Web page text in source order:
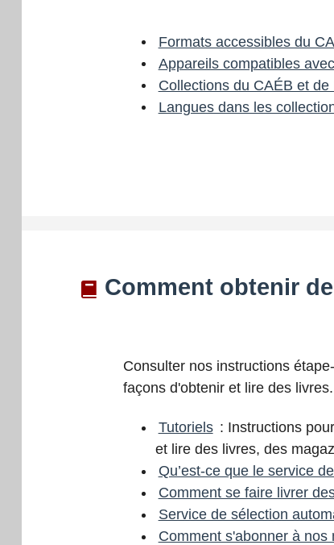
Formats accessibles du
Appareils compatibles
Collections du CAÉB et de
Langues dans les
Comment obtenir
Consulter nos instructions
façons d'obtenir et lire des livres.
Tutoriels : Instructions
et lire des livres, des
Qu’est-ce que le service
Comment se faire livrer
Service de sélection
Comment s'abonner à nos